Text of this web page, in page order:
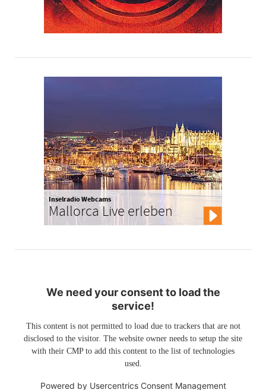
Inselradio Webcams
Mallorca Live erleben
We need your consent to load the
service!
This content is not permitted to load due to trackers that are not
disclosed to the visitor. The website owner needs to setup the site
with their CMP to add this content to the list of technologies
used.
Powered by Usercentrics Consent Management